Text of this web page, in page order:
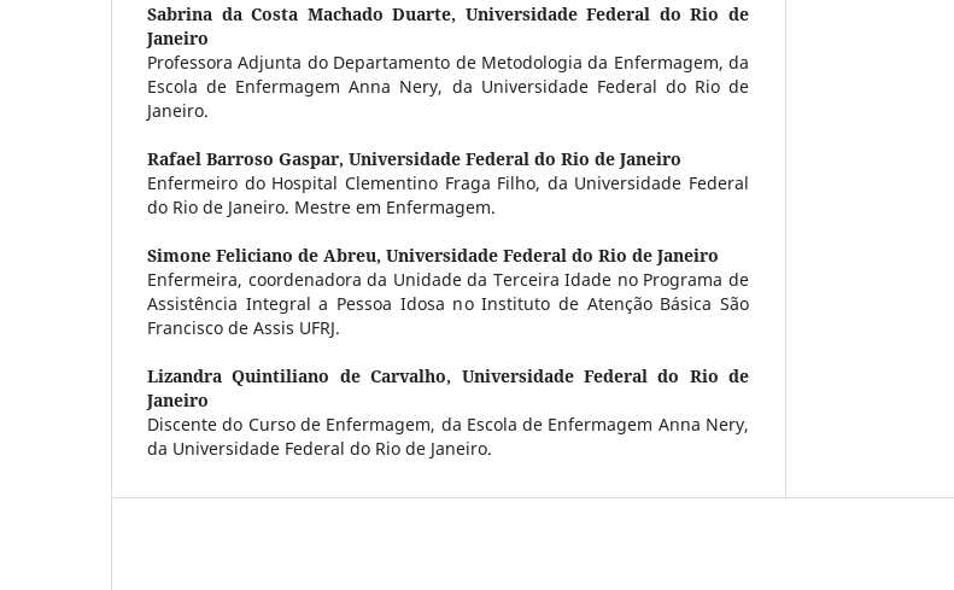
Sabrina da Costa Machado Duarte, Universidade Federal do Rio de
Janeiro
Professora Adjunta do Departamento de Metodologia da Enfermagem, da
Escola de Enfermagem Anna Nery, da Universidade Federal do Rio de
Janeiro.
Rafael Barroso Gaspar, Universidade Federal do Rio de Janeiro
Enfermeiro do Hospital Clementino Fraga Filho, da Universidade Federal
do Rio de Janeiro. Mestre em Enfermagem.
Simone Feliciano de Abreu, Universidade Federal do Rio de Janeiro
Enfermeira, coordenadora da Unidade da Terceira Idade no Programa de
Assistência Integral a Pessoa Idosa no Instituto de Atenção Básica São
Francisco de Assis UFRJ.
Lizandra Quintiliano de Carvalho, Universidade Federal do Rio de
Janeiro
Discente do Curso de Enfermagem, da Escola de Enfermagem Anna Nery,
da Universidade Federal do Rio de Janeiro.